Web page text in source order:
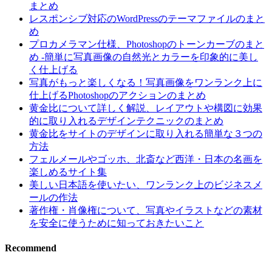
まとめ
レスポンシブ対応のWordPressのテーマファイルのまと
め
プロカメラマン仕様、Photoshopのトーンカーブのまと
め -簡単に写真画像の自然光とカラーを印象的に美し
く仕上げる
写真がもっと楽しくなる！写真画像をワンランク上に
仕上げるPhotoshopのアクションのまとめ
黄金比について詳しく解説、レイアウトや構図に効果
的に取り入れるデザインテクニックのまとめ
黄金比をサイトのデザインに取り入れる簡単な３つの
方法
フェルメールやゴッホ、北斎など西洋・日本の名画を
楽しめるサイト集
美しい日本語を使いたい、ワンランク上のビジネスメ
ールの作法
著作権・肖像権について、写真やイラストなどの素材
を安全に使うために知っておきたいこと
Recommend